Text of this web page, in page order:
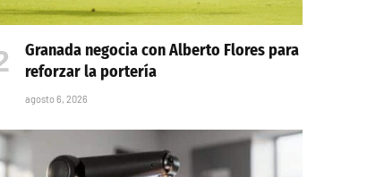
Granada negocia con Alberto Flores para
reforzar la portería
agosto 6, 2026